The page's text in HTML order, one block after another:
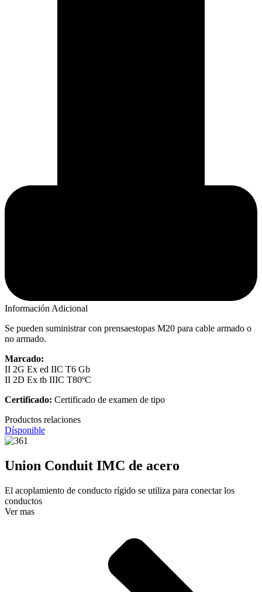
Información Adicional
Se pueden suministrar con prensaestopas M20 para cable armado o
no armado.
Marcado:
II 2G Ex ed IIC T6 Gb
II 2D Ex tb IIIC T80ºC
Certificado: Certificado de examen de tipo
Productos relaciones
Dísponible
Union Conduit IMC de acero
El acoplamiento de conducto rígido se utiliza para conectar los
conductos
Ver mas